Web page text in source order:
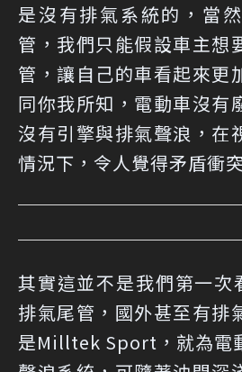
是沒有排氣系統的，當
管，我們只能假設車主想
管，讓自己的車看起來更
同你我所知，電動車沒有
沒有引擎與排氣聲浪，在
情況下，令人覺得矛盾衝
其實這並不是我們第一
排氣尾管，國外甚至有排
是Milltek Sport，就為電